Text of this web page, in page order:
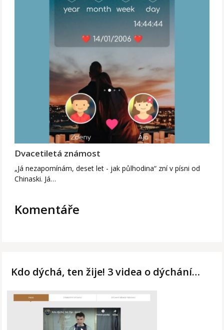
Dvacetiletá známost
„Já nezapomínám, deset let - jak půlhodina“ zní v písni od
Chinaski. Já…
Komentáře
Kdo dýchá, ten žije! 3 videa o dýchání…